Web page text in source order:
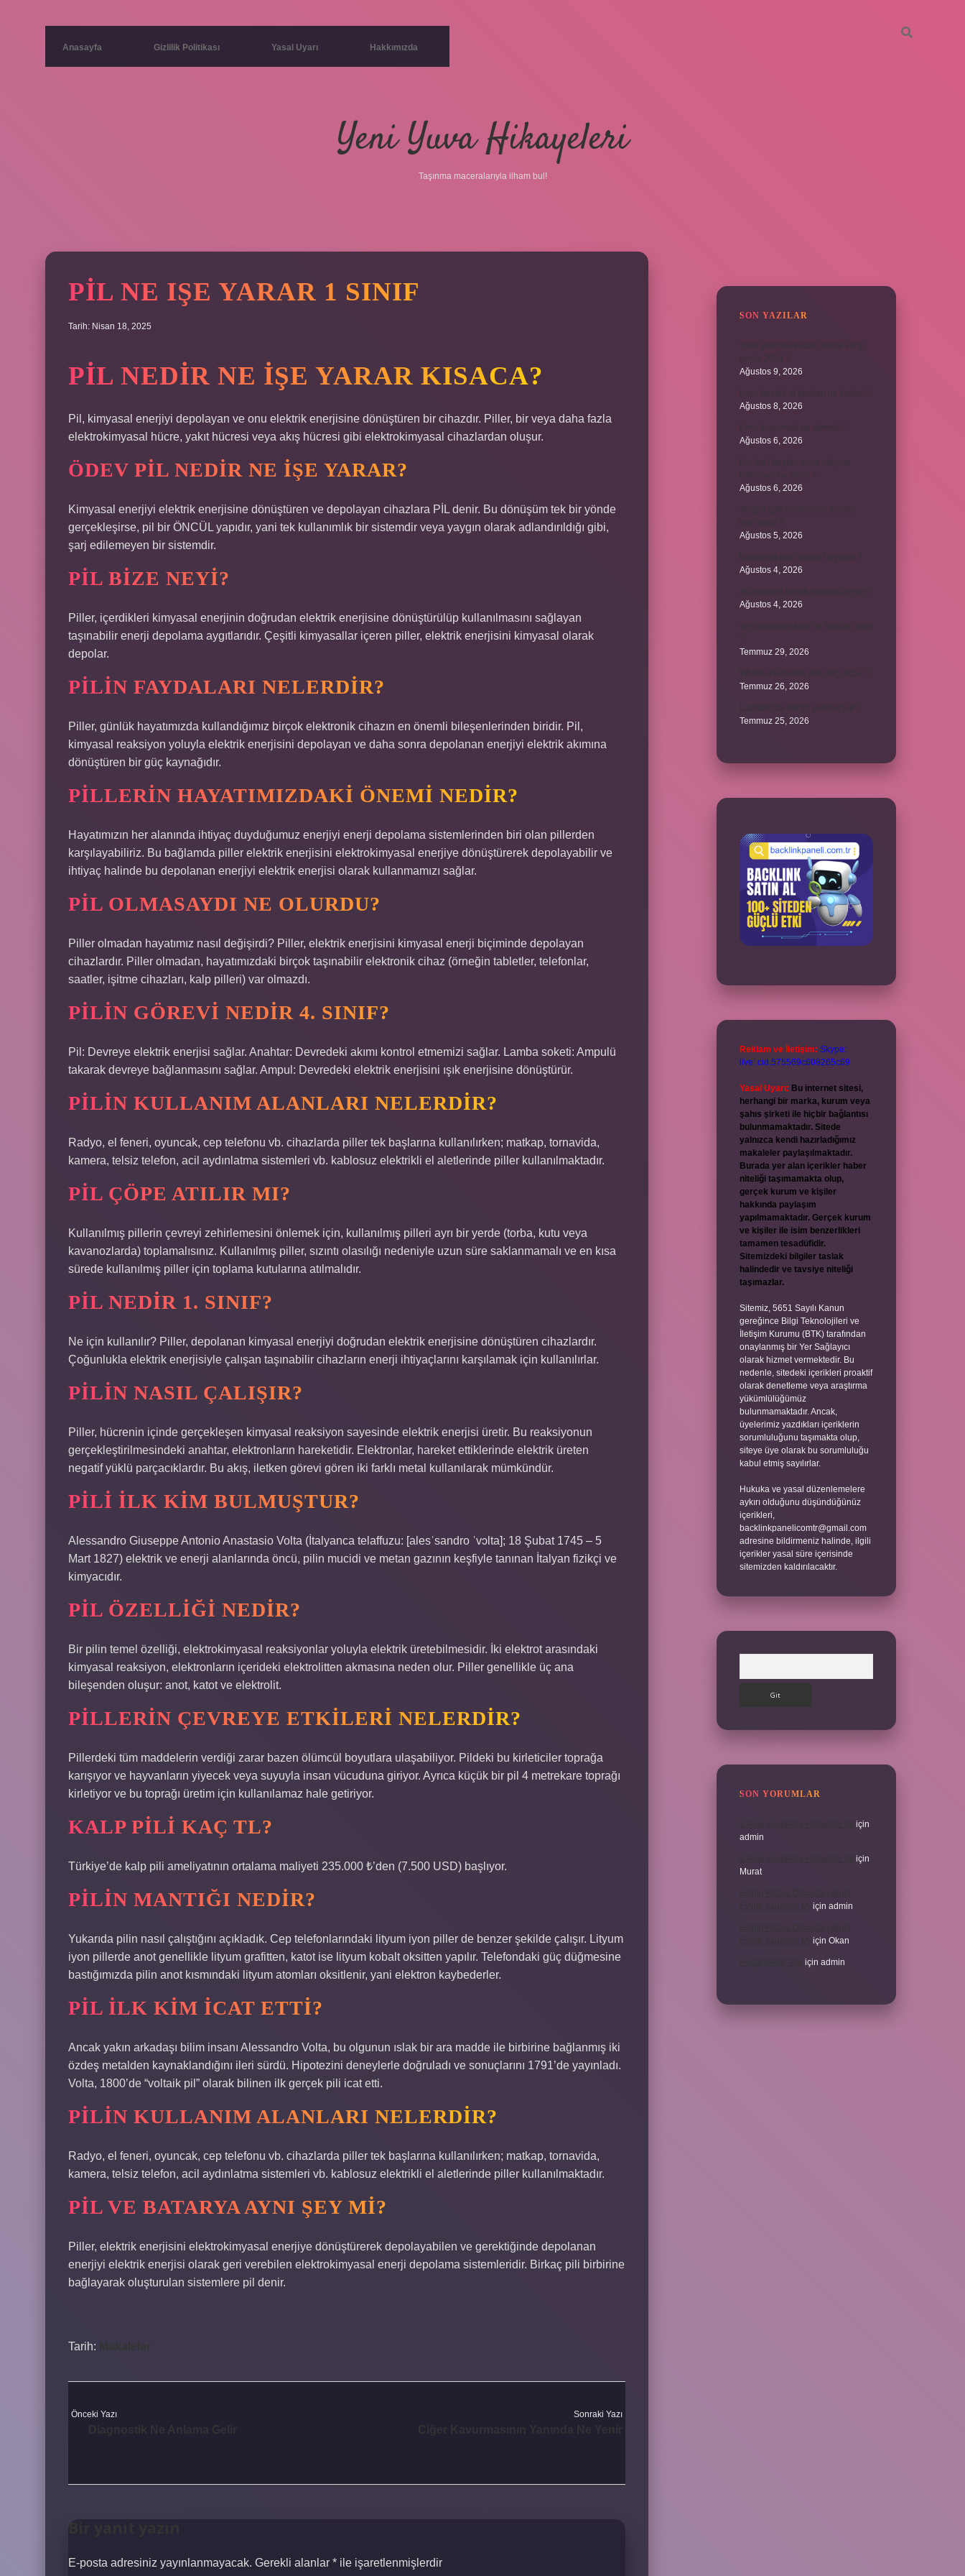
Anasayfa Gizlilik Politikası Yasal Uyarı Hakkımızda
Yeni Yuva Hikayeleri
Taşınma maceralarıyla ilham bul!
PIL NE IŞE YARAR 1 SINIF
Tarih: Nisan 18, 2025
PIL NEDIR NE IŞE YARAR KISACA?
Pil, kimyasal enerjiyi depolayan ve onu elektrik enerjisine dönüştüren bir cihazdır. Piller, bir veya daha fazla
elektrokimyasal hücre, yakıt hücresi veya akış hücresi gibi elektrokimyasal cihazlardan oluşur.
ÖDEV PIL NEDIR NE IŞE YARAR?
Kimyasal enerjiyi elektrik enerjisine dönüştüren ve depolayan cihazlara PİL denir. Bu dönüşüm tek bir yönde
gerçekleşirse, pil bir ÖNCÜL yapıdır, yani tek kullanımlık bir sistemdir veya yaygın olarak adlandırıldığı gibi,
şarj edilemeyen bir sistemdir.
PIL BIZE NEYI?
Piller, içerdikleri kimyasal enerjinin doğrudan elektrik enerjisine dönüştürülüp kullanılmasını sağlayan
taşınabilir enerji depolama aygıtlarıdır. Çeşitli kimyasallar içeren piller, elektrik enerjisini kimyasal olarak
depolar.
PILIN FAYDALARI NELERDIR?
Piller, günlük hayatımızda kullandığımız birçok elektronik cihazın en önemli bileşenlerinden biridir. Pil,
kimyasal reaksiyon yoluyla elektrik enerjisini depolayan ve daha sonra depolanan enerjiyi elektrik akımına
dönüştüren bir güç kaynağıdır.
PILLERIN HAYATIMIZDAKI ÖNEMI NEDIR?
Hayatımızın her alanında ihtiyaç duyduğumuz enerjiyi enerji depolama sistemlerinden biri olan pillerden
karşılayabiliriz. Bu bağlamda piller elektrik enerjisini elektrokimyasal enerjiye dönüştürerek depolayabilir ve
ihtiyaç halinde bu depolanan enerjiyi elektrik enerjisi olarak kullanmamızı sağlar.
PIL OLMASAYDI NE OLURDU?
Piller olmadan hayatımız nasıl değişirdi? Piller, elektrik enerjisini kimyasal enerji biçiminde depolayan
cihazlardır. Piller olmadan, hayatımızdaki birçok taşınabilir elektronik cihaz (örneğin tabletler, telefonlar,
saatler, işitme cihazları, kalp pilleri) var olmazdı.
PILIN GÖREVI NEDIR 4. SINIF?
Pil: Devreye elektrik enerjisi sağlar. Anahtar: Devredeki akımı kontrol etmemizi sağlar. Lamba soketi: Ampulü
takarak devreye bağlanmasını sağlar. Ampul: Devredeki elektrik enerjisini ışık enerjisine dönüştürür.
PILIN KULLANIM ALANLARI NELERDIR?
Radyo, el feneri, oyuncak, cep telefonu vb. cihazlarda piller tek başlarına kullanılırken; matkap, tornavida,
kamera, telsiz telefon, acil aydınlatma sistemleri vb. kablosuz elektrikli el aletlerinde piller kullanılmaktadır.
PIL ÇÖPE ATILIR MI?
Kullanılmış pillerin çevreyi zehirlemesini önlemek için, kullanılmış pilleri ayrı bir yerde (torba, kutu veya
kavanozlarda) toplamalısınız. Kullanılmış piller, sızıntı olasılığı nedeniyle uzun süre saklanmamalı ve en kısa
sürede kullanılmış piller için toplama kutularına atılmalıdır.
PIL NEDIR 1. SINIF?
Ne için kullanılır? Piller, depolanan kimyasal enerjiyi doğrudan elektrik enerjisine dönüştüren cihazlardır.
Çoğunlukla elektrik enerjisiyle çalışan taşınabilir cihazların enerji ihtiyaçlarını karşılamak için kullanılırlar.
PILIN NASIL ÇALIŞIR?
Piller, hücrenin içinde gerçekleşen kimyasal reaksiyon sayesinde elektrik enerjisi üretir. Bu reaksiyonun
gerçekleştirilmesindeki anahtar, elektronların hareketidir. Elektronlar, hareket ettiklerinde elektrik üreten
negatif yüklü parçacıklardır. Bu akış, iletken görevi gören iki farklı metal kullanılarak mümkündür.
PILI ILK KIM BULMUŞTUR?
Alessandro Giuseppe Antonio Anastasio Volta (İtalyanca telaffuzu: [alesˈsandro ˈvɔlta]; 18 Şubat 1745 – 5
Mart 1827) elektrik ve enerji alanlarında öncü, pilin mucidi ve metan gazının keşfiyle tanınan İtalyan fizikçi ve
kimyacıdır.
PIL ÖZELLIĞI NEDIR?
Bir pilin temel özelliği, elektrokimyasal reaksiyonlar yoluyla elektrik üretebilmesidir. İki elektrot arasındaki
kimyasal reaksiyon, elektronların içerideki elektrolitten akmasına neden olur. Piller genellikle üç ana
bileşenden oluşur: anot, katot ve elektrolit.
PILLERIN ÇEVREYE ETKILERI NELERDIR?
Pillerdeki tüm maddelerin verdiği zarar bazen ölümcül boyutlara ulaşabiliyor. Pildeki bu kirleticiler toprağa
karışıyor ve hayvanların yiyecek veya suyuyla insan vücuduna giriyor. Ayrıca küçük bir pil 4 metrekare toprağı
kirletiyor ve bu toprağı üretim için kullanılamaz hale getiriyor.
KALP PILI KAÇ TL?
Türkiye’de kalp pili ameliyatının ortalama maliyeti 235.000 ₺’den (7.500 USD) başlıyor.
PILIN MANTIĞI NEDIR?
Yukarıda pilin nasıl çalıştığını açıkladık. Cep telefonlarındaki lityum iyon piller de benzer şekilde çalışır. Lityum
iyon pillerde anot genellikle lityum grafitten, katot ise lityum kobalt oksitten yapılır. Telefondaki güç düğmesine
bastığımızda pilin anot kısmındaki lityum atomları oksitlenir, yani elektron kaybederler.
PIL ILK KIM ICAT ETTI?
Ancak yakın arkadaşı bilim insanı Alessandro Volta, bu olgunun ıslak bir ara madde ile birbirine bağlanmış iki
özdeş metalden kaynaklandığını ileri sürdü. Hipotezini deneylerle doğruladı ve sonuçlarını 1791’de yayınladı.
Volta, 1800’de “voltaik pil” olarak bilinen ilk gerçek pili icat etti.
PILIN KULLANIM ALANLARI NELERDIR?
Radyo, el feneri, oyuncak, cep telefonu vb. cihazlarda piller tek başlarına kullanılırken; matkap, tornavida,
kamera, telsiz telefon, acil aydınlatma sistemleri vb. kablosuz elektrikli el aletlerinde piller kullanılmaktadır.
PIL VE BATARYA AYNI ŞEY MI?
Piller, elektrik enerjisini elektrokimyasal enerjiye dönüştürerek depolayabilen ve gerektiğinde depolanan
enerjiyi elektrik enerjisi olarak geri verebilen elektrokimyasal enerji depolama sistemleridir. Birkaç pili birbirine
bağlayarak oluşturulan sistemlere pil denir.
Tarih: Makaleler
Önceki Yazı Sonraki Yazı
Bir yanıt yazın
E-posta adresiniz yayınlanmayacak. Gerekli alanlar * ile işaretlenmişlerdir
SON YAZILAR
Yıllık geliri ne kadar olursa vergi
Ağustos 9, 2026
kuzu baskül et fiyatları ne kadar ?
Ağustos 8, 2026
Emir buyurmak ne demek ?
Ağustos 6, 2026
Kur’an’ı baştan sona okuyup
Ağustos 6, 2026
Ağustos 5, 2026
Ağustos 4, 2026
Ağustos 4, 2026
Temmuz 29, 2026
Temmuz 26, 2026
Temmuz 25, 2026
Reklam ve İletişim: Skype:
live:.cid.575569c608265c69
Yasal Uyarı: Bu internet sitesi,
herhangi bir marka, kurum veya
şahıs şirketi ile hiçbir bağlantısı
bulunmamaktadır. Sitede
yalnızca kendi hazırladığımız
makaleler paylaşılmaktadır.
Burada yer alan içerikler haber
niteliği taşımamakta olup,
gerçek kurum ve kişiler
hakkında paylaşım
yapılmamaktadır. Gerçek kurum
ve kişiler ile isim benzerlikleri
tamamen tesadüfidir.
Sitemizdeki bilgiler taslak
halindedir ve tavsiye niteliği
taşımazlar.
Sitemiz, 5651 Sayılı Kanun
gereğince Bilgi Teknolojileri ve
İletişim Kurumu (BTK) tarafından
onaylanmış bir Yer Sağlayıcı
olarak hizmet vermektedir. Bu
nedenle, sitedeki içerikleri proaktif
olarak denetleme veya araştırma
yükümlülüğümüz
bulunmamaktadır. Ancak,
üyelerimiz yazdıkları içeriklerin
sorumluluğunu taşımakta olup,
siteye üye olarak bu sorumluluğu
kabul etmiş sayılırlar.
Hukuka ve yasal düzenlemelere
aykırı olduğunu düşündüğünüz
içerikleri,
backlinkpanelicomtr@gmail.com
adresine bildirmeniz halinde, ilgili
içerikler yasal süre içerisinde
sitemizden kaldırılacaktır.
SON YORUMLAR
için
admin
için
Murat
için admin
için Okan
için admin